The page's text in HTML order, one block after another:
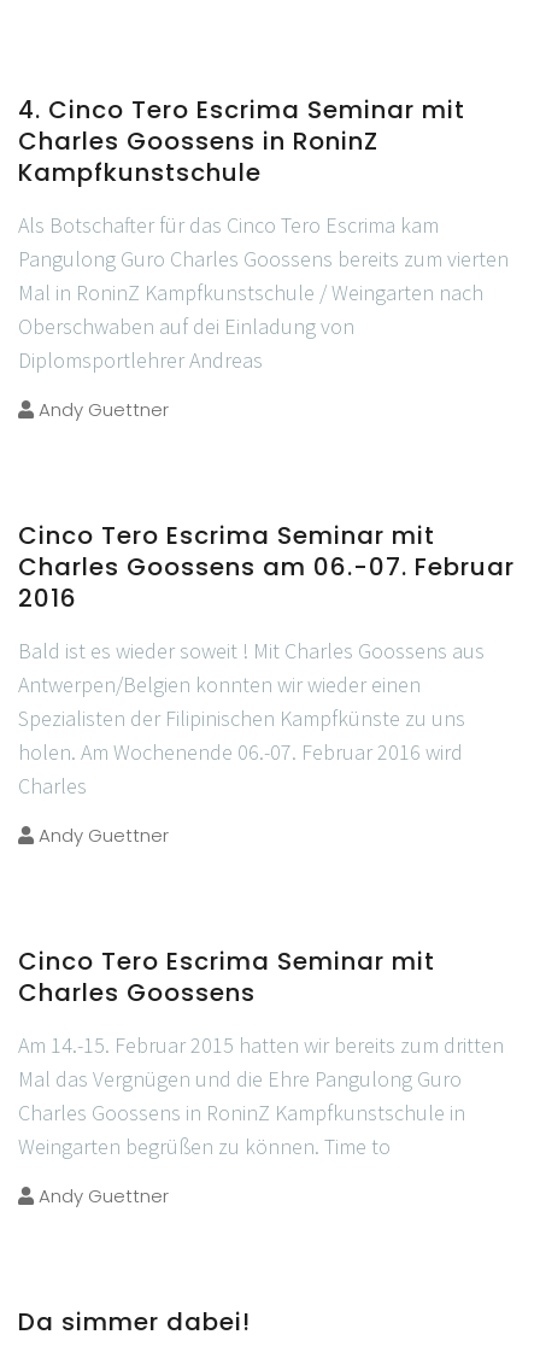
4. Cinco Tero Escrima Seminar mit
Charles Goossens in RoninZ
Kampfkunstschule
Als Botschafter für das Cinco Tero Escrima kam
Pangulong Guro Charles Goossens bereits zum vierten
Mal in RoninZ Kampfkunstschule / Weingarten nach
Oberschwaben auf dei Einladung von
Diplomsportlehrer Andreas
Andy Guettner
Cinco Tero Escrima Seminar mit
Charles Goossens am 06.-07. Februar
2016
Bald ist es wieder soweit ! Mit Charles Goossens aus
Antwerpen/Belgien konnten wir wieder einen
Spezialisten der Filipinischen Kampfkünste zu uns
holen. Am Wochenende 06.-07. Februar 2016 wird
Charles
Andy Guettner
Cinco Tero Escrima Seminar mit
Charles Goossens
Am 14.-15. Februar 2015 hatten wir bereits zum dritten
Mal das Vergnügen und die Ehre Pangulong Guro
Charles Goossens in RoninZ Kampfkunstschule in
Weingarten begrüßen zu können. Time to
Andy Guettner
Da simmer dabei!